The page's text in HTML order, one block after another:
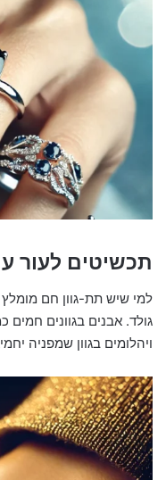
תכשיטים לעור
למי שיש תת-גוון חם
גולד. אבנים בגוונים חמים
ויהלומים בגוון שמפניה